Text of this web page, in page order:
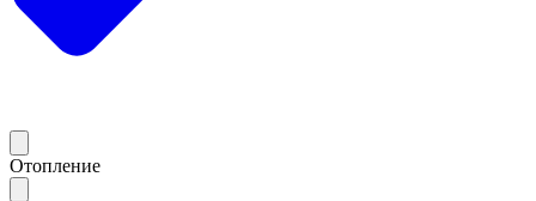
Отопление